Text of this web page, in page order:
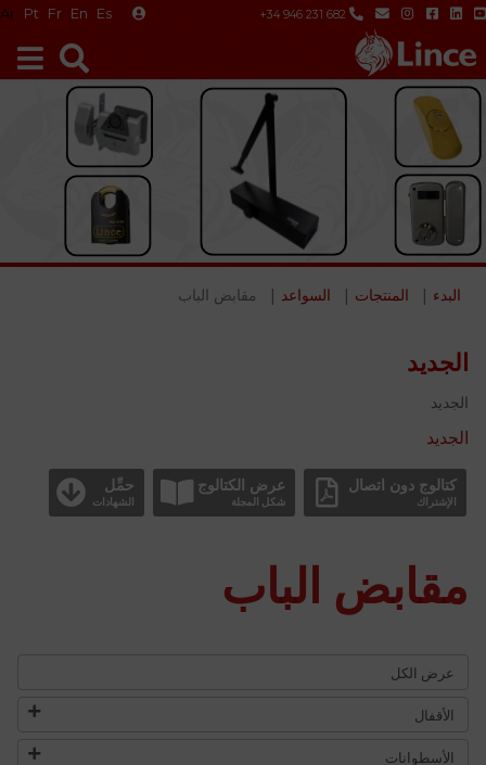
+34 946 231 682
Es
En
Fr
Pt
Ar
البدء المنتجات السواعد مقابض الباب
الجديد
الجديد
الجديد
كتالوج دون اتصال
الإشتراك
عرض الكتالوج
شكل المجلة
حمِّل
الشهادات
مقابض الباب
عرض الكل
الأقفال
الأسطوانات